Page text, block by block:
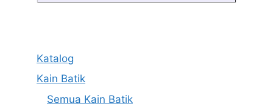
Katalog
Kain Batik
Semua Kain Batik